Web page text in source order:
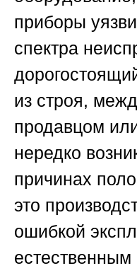
приборы
спектра
из строя,
продавцом
нередко
причинах
это
ошибкой